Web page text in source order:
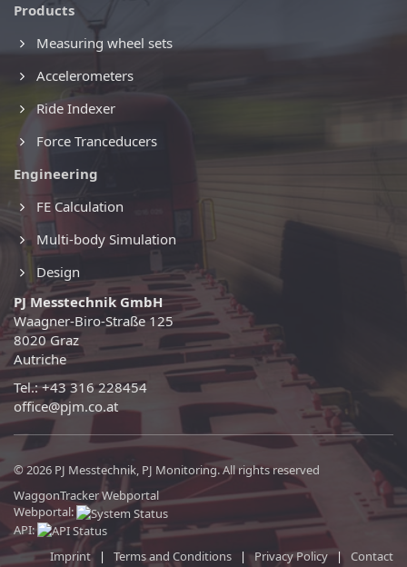
Products
Measuring wheel sets
Accelerometers
Ride Indexer
Force Tranceducers
Engineering
FE Calculation
Multi-body Simulation
Design
PJ Messtechnik GmbH
Waagner-Biro-Straße 125
8020 Graz
Autriche
Tel.: +43 316 228454
office@pjm.co.at
© 2026 PJ Messtechnik, PJ Monitoring. All rights reserved
WaggonTracker Webportal
Webportal:
API:
Imprint| Terms and Conditions |Privacy Policy| Contact